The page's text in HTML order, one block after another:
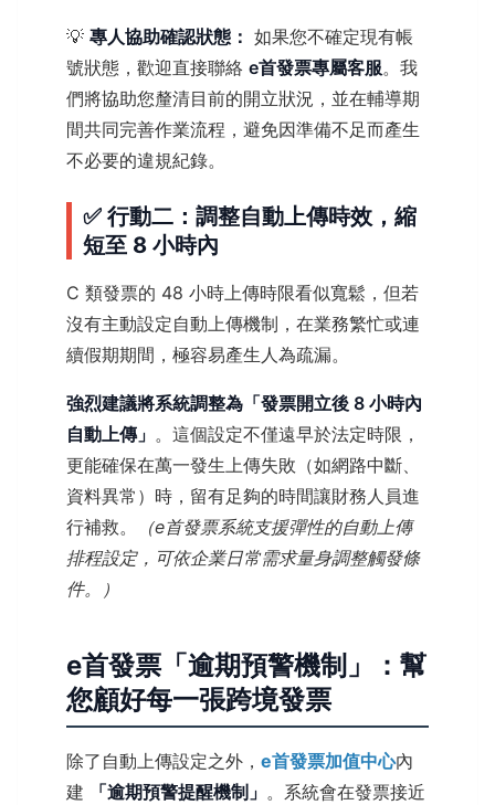
💡 專人協助確認狀態： 如果您不確定現有帳
號狀態，歡迎直接聯絡 e首發票專屬客服。我
們將協助您釐清目前的開立狀況，並在輔導期
間共同完善作業流程，避免因準備不足而產生
不必要的違規紀錄。
✅ 行動二：調整自動上傳時效，縮
短至 8 小時內
C 類發票的 48 小時上傳時限看似寬鬆，但若
沒有主動設定自動上傳機制，在業務繁忙或連
續假期期間，極容易產生人為疏漏。
強烈建議將系統調整為「發票開立後 8 小時內
自動上傳」 。這個設定不僅遠早於法定時限，
更能確保在萬一發生上傳失敗（如網路中斷、
資料異常）時，留有足夠的時間讓財務人員進
行補救。
（e首發票系統支援彈性的自動上傳
排程設定，可依企業日常需求量身調整觸發條
件。）
e首發票「逾期預警機制」：幫
您顧好每一張跨境發票
除了自動上傳設定之外， e首發票加值中心內
建
「逾期預警提醒機制」 。系統會在發票接近